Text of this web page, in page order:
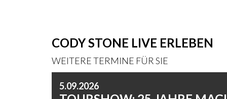
CODY STONE LIVE ERLEBEN
WEITERE TERMINE FÜR SIE
5.09.2026